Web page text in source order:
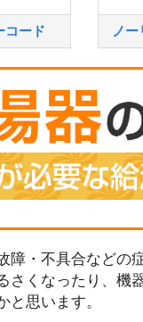
コード ノ
障・不具合などの
さくなったり、機
と思います。